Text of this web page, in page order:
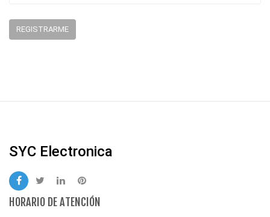
REGISTRARME
SYC Electronica
HORARIO DE ATENCIÓN